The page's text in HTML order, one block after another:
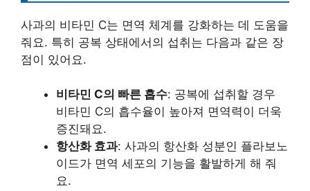
사과의 비타민 C는 면역 체계를 강화하는 데 도움을
줘요. 특히 공복 상태에서의 섭취는 다음과 같은 장
점이 있어요.
비타민 C의 빠른 흡수: 공복에 섭취할 경우
비타민 C의 흡수율이 높아져 면역력이 더욱
증진돼요.
항산화 효과: 사과의 항산화 성분인 플라보노
이드가 면역 세포의 기능을 활발하게 해 줘
요.